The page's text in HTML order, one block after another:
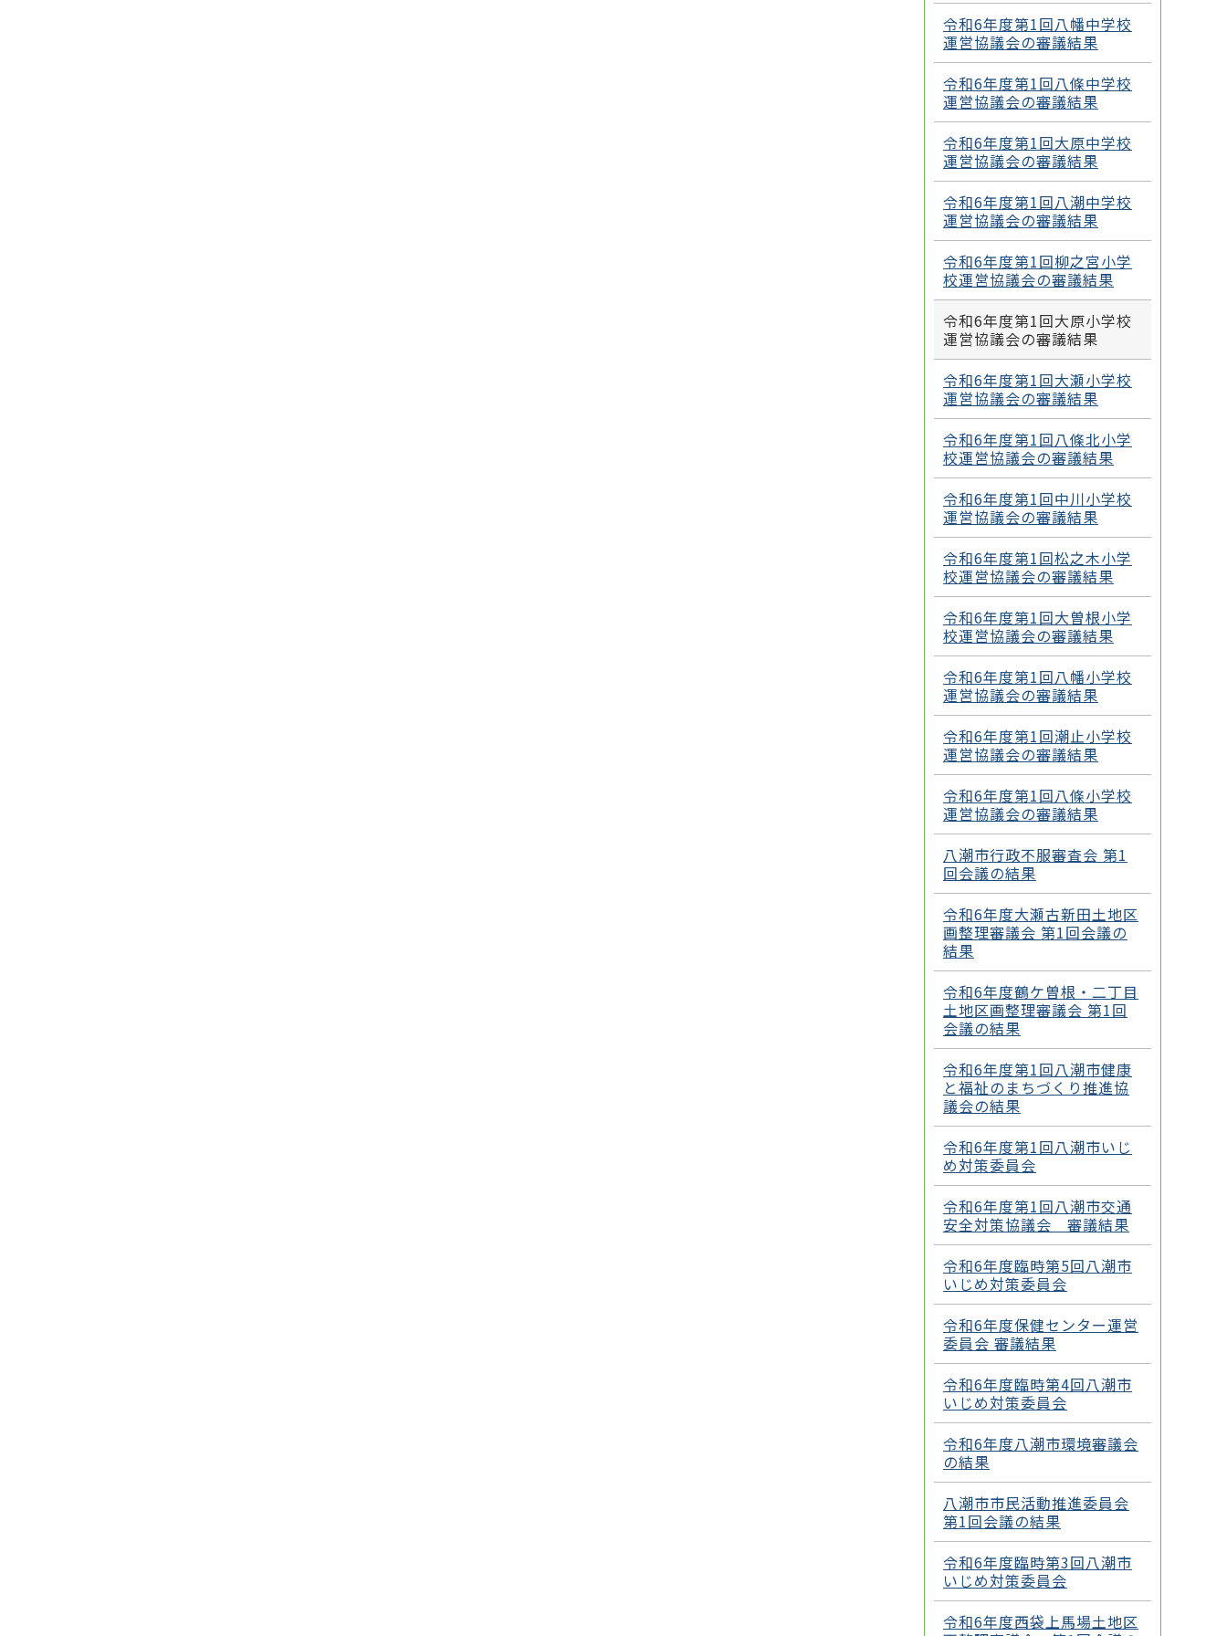
令和6年度第1回八幡中学校
運営協議会の審議結果
令和6年度第1回八條中学校
運営協議会の審議結果
令和6年度第1回大原中学校
運営協議会の審議結果
令和6年度第1回八潮中学校
運営協議会の審議結果
令和6年度第1回柳之宮小学
校運営協議会の審議結果
令和6年度第1回大原小学校
運営協議会の審議結果
令和6年度第1回大瀬小学校
運営協議会の審議結果
令和6年度第1回八條北小学
校運営協議会の審議結果
令和6年度第1回中川小学校
運営協議会の審議結果
令和6年度第1回松之木小学
校運営協議会の審議結果
令和6年度第1回大曽根小学
校運営協議会の審議結果
令和6年度第1回八幡小学校
運営協議会の審議結果
令和6年度第1回潮止小学校
運営協議会の審議結果
令和6年度第1回八條小学校
運営協議会の審議結果
八潮市行政不服審査会 第1
回会議の結果
令和6年度大瀬古新田土地区
画整理審議会 第1回会議の
結果
令和6年度鶴ケ曽根・二丁目
土地区画整理審議会 第1回
会議の結果
令和6年度第1回八潮市健康
と福祉のまちづくり推進協
議会の結果
令和6年度第1回八潮市いじ
め対策委員会
令和6年度第1回八潮市交通
安全対策協議会 審議結果
令和6年度臨時第5回八潮市
いじめ対策委員会
令和6年度保健センター運営
委員会 審議結果
令和6年度臨時第4回八潮市
いじめ対策委員会
令和6年度八潮市環境審議会
の結果
八潮市市民活動推進委員会
第1回会議の結果
令和6年度臨時第3回八潮市
いじめ対策委員会
令和6年度西袋上馬場土地区